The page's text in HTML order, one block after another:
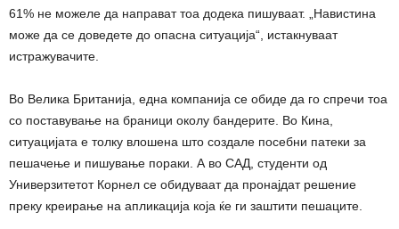
61% не можеле да направат тоа додека пишуваат. „Навистина
може да се доведете до опасна ситуација“, истакнуваат
истражувачите.
Во Велика Британија, една компанија се обиде да го спречи тоа
со поставување на браници околу бандерите. Во Кина,
ситуацијата е толку влошена што создале посебни патеки за
пешачење и пишување пораки. А во САД, студенти од
Универзитетот Корнел се обидуваат да пронајдат решение
преку креирање на апликација која ќе ги заштити пешаците.